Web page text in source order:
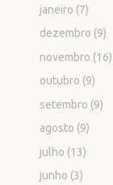
janeiro (7)
dezembro (9)
novembro (16)
outubro (9)
setembro (9)
agosto (9)
julho (13)
junho (3)